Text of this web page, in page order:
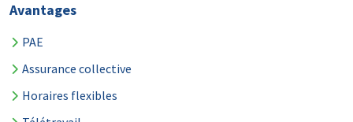
Avantages
PAE
Assurance collective
Horaires flexibles